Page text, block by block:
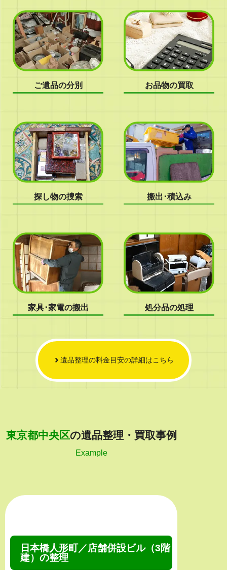
ご遺品の分別 お品物の買取
探し物の捜索 搬出･積込み
家具･家電の搬出 処分品の処理
遺品整理の料金目安の詳細はこちら
東京都中央区の遺品整理・買取事例
Example
日本橋人形町／店舗併設ビル（3階
建）の整理